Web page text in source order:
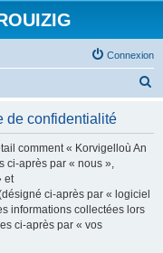
Connexion
de confidentialité
comment « Korvigelloù An
ci-après par « nous »,
et
ci-après par « logiciel
informations collectées lors
ci-après par « vos